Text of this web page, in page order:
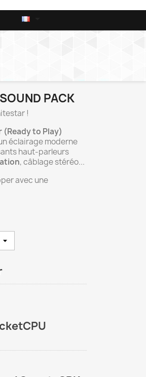
PACK
!
to Play)
éclairage moderne
haut-parleurs
, câblage stéréo...
avec une